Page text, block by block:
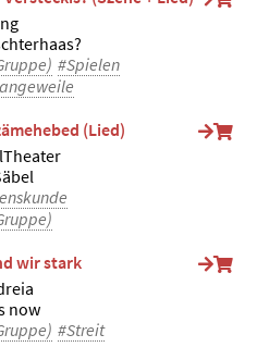
#Spielen
(Lied)
wir stark
now
#Streit